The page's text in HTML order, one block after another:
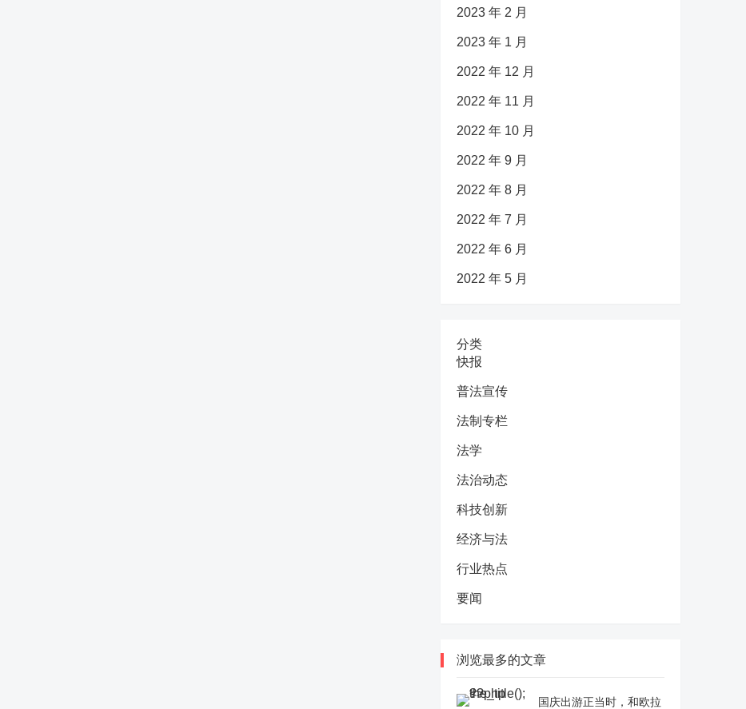
2023 年 2 月
2023 年 1 月
2022 年 12 月
2022 年 11 月
2022 年 10 月
2022 年 9 月
2022 年 8 月
2022 年 7 月
2022 年 6 月
2022 年 5 月
分类
快报
普法宣传
法制专栏
法学
法治动态
科技创新
经济与法
行业热点
要闻
浏览最多的文章
国庆出游正当时，和欧拉